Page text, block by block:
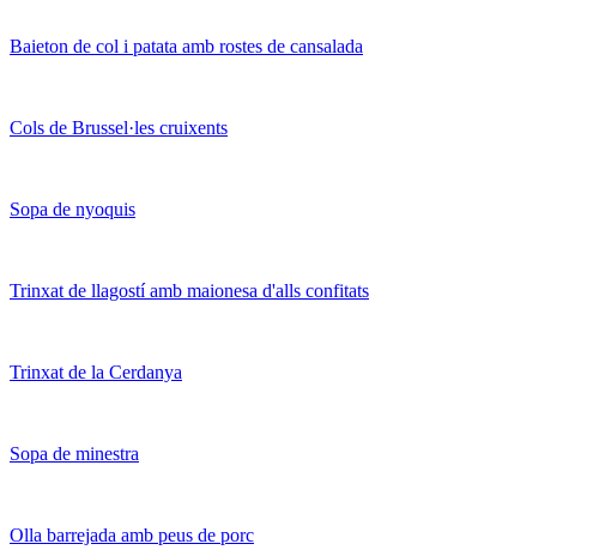
Baieton de col i patata amb rostes de cansalada
Cols de Brussel·les cruixents
Sopa de nyoquis
Trinxat de llagostí amb maionesa d'alls confitats
Trinxat de la Cerdanya
Sopa de minestra
Olla barrejada amb peus de porc